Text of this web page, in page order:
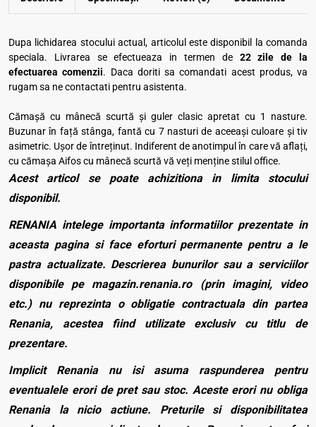
Dupa lichidarea stocului actual, articolul este disponibil la comanda
speciala. Livrarea se efectueaza in termen de 22 zile de la
efectuarea comenzii. Daca doriti sa comandati acest produs, va
rugam sa ne contactati pentru asistenta.
Cămașă cu mânecă scurtă și guler clasic apretat cu 1 nasture.
Buzunar în față stânga, fantă cu 7 nasturi de aceeași culoare și tiv
asimetric. Ușor de întreținut. Indiferent de anotimpul în care vă aflați,
cu cămașa Aifos cu mânecă scurtă vă veți menține stilul office.
Acest articol se poate achizitiona in limita stocului
disponibil.
RENANIA intelege importanta informatiilor prezentate in
aceasta pagina si face eforturi permanente pentru a le
pastra actualizate. Descrierea bunurilor sau a serviciilor
disponibile pe magazin.renania.ro (prin imagini, video
etc.) nu reprezinta o obligatie contractuala din partea
Renania, acestea fiind utilizate exclusiv cu titlu de
prezentare.
Implicit Renania nu isi asuma raspunderea pentru
eventualele erori de pret sau stoc. Aceste erori nu obliga
Renania la nicio actiune. Preturile si disponibilitatea